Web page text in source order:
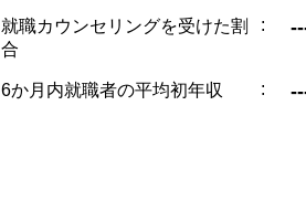
就職カウンセリングを受けた割
合
:
6か月内就職者の平均初年収 :